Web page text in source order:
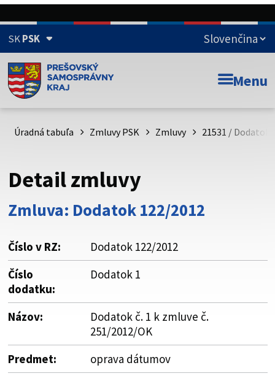
SKPSK
Doména psk.sk je oficiálna
Toto je oficiálna webová stránka Prešovského
psk.sk.
Buďte pozorní a vždy sa uistite, že zdieľate informácie iba
cez zabezpečenú webovú stránku. Zabezpečená stránka
vždy začína https:// pred názvom domény webového sídla.
Menu
Úradná tabuľa Zmluvy PSK Zmluvy 21531 / Dodatok
Detail zmluvy
Zmluva: Dodatok 122/2012
Číslo v RZ:
Dodatok 122/2012
Číslo
dodatku:
Dodatok 1
Názov:
Dodatok č. 1 k zmluve č.
251/2012/OK
Predmet:
oprava dátumov